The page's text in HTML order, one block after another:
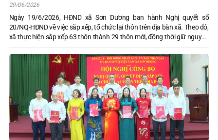
29/06/2026
Ngày 19/6/2026, HĐND xã Sơn Dương ban hành Nghị quyết số
20/NQ-HĐND về việc sắp xếp, tổ chức lại thôn trên địa bàn xã. Theo đó,
xã thực hiện sắp xếp 63 thôn thành 29 thôn mới, đồng thời giữ nguyên
13 thôn đã đạt tiêu chuẩn về quy mô số hộ gia đình và đang hoạt động
ổn định. Sau sắp xếp, toàn xã Sơn Dương có 42 thôn, đạt 100% tiêu
chuẩn theo quy định, Nghị quyết có hiệu lực từ ngày 01/7/2026.